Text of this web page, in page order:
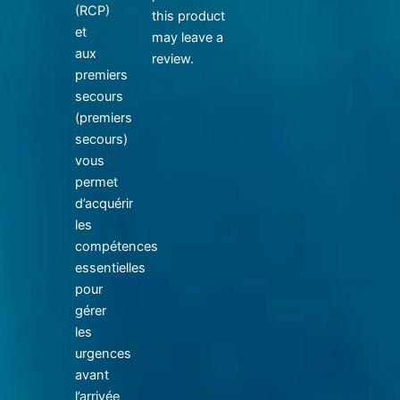
(RCP)
et
aux
premiers
secours
(premiers
secours)
vous
permet
d’acquérir
les
compétences
essentielles
pour
gérer
les
urgences
avant
l’arrivée
this product
may leave a
review.